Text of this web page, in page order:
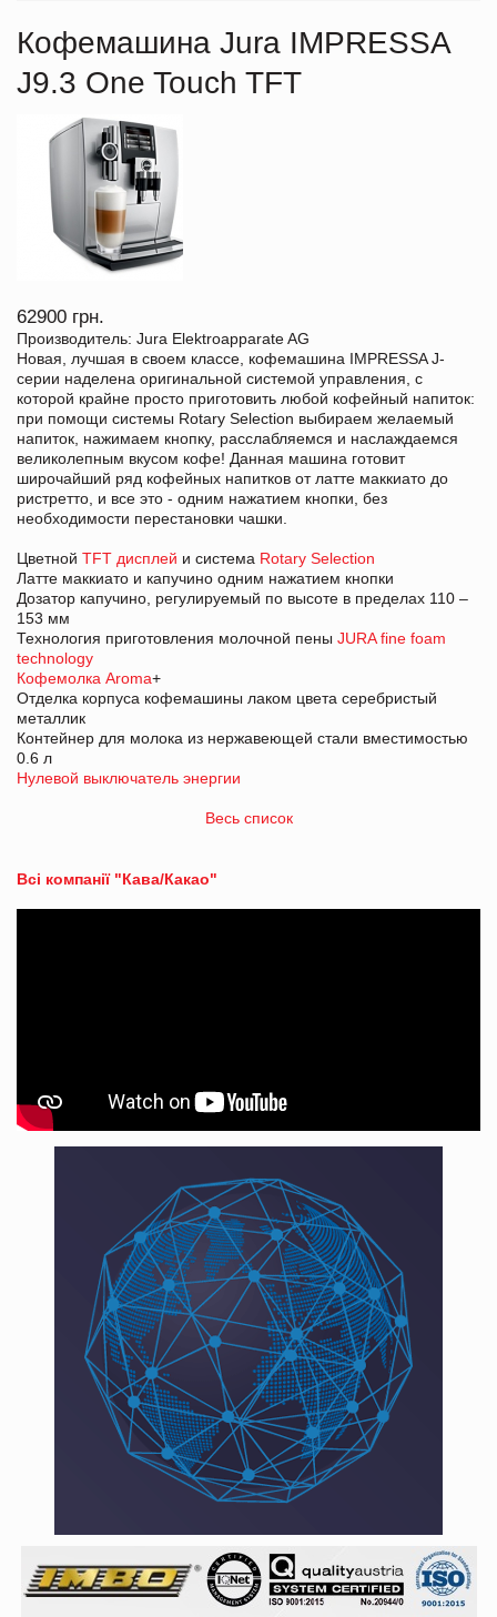
Кофемашина Jura IMPRESSA
J9.3 One Touch TFT
62900 грн.
Производитель: Jura Elektroapparate AG
Новая, лучшая в своем классе, кофемашина IMPRESSA J-
серии наделена оригинальной системой управления, с
которой крайне просто приготовить любой кофейный напиток:
при помощи системы Rotary Selection выбираем желаемый
напиток, нажимаем кнопку, расслабляемся и наслаждаемся
великолепным вкусом кофе! Данная машина готовит
широчайший ряд кофейных напитков от латте маккиато до
ристретто, и все это - одним нажатием кнопки, без
необходимости перестановки чашки.
Цветной TFT дисплей и система Rotary Selection
Латте маккиато и капучино одним нажатием кнопки
Дозатор капучино, регулируемый по высоте в пределах 110 –
153 мм
Технология приготовления молочной пены JURA fine foam
technology
Кофемолка Aroma+
Отделка корпуса кофемашины лаком цвета серебристый
металлик
Контейнер для молока из нержавеющей стали вместимостью
0.6 л
Нулевой выключатель энергии
Весь список
Всі компанії "Кава/Какао"